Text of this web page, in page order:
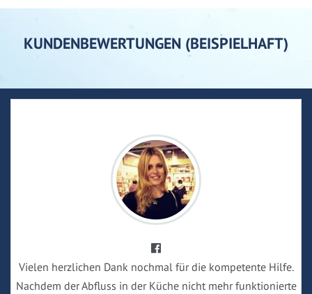
KUNDENBEWERTUNGEN (BEISPIELHAFT)
Vielen herzlichen Dank nochmal für die kompetente Hilfe.
Nachdem der Abfluss in der Küche nicht mehr funktionierte